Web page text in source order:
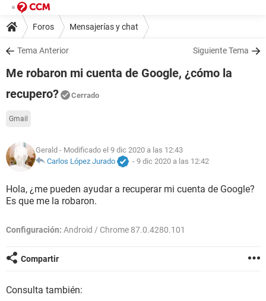
Foros Mensajerías y chat
Tema Anterior Siguiente Tema
Me robaron mi cuenta de Google, ¿cómo la
recupero?
Cerrado
Gmail
Gerald - Modificado el 9 dic 2020 a las 12:43
Carlos López Jurado
- 9 dic 2020 a las 12:42
Hola, ¿me pueden ayudar a recuperar mi cuenta de Google?
Es que me la robaron.
Configuración: Android / Chrome 87.0.4280.101
Compartir
Consulta también: